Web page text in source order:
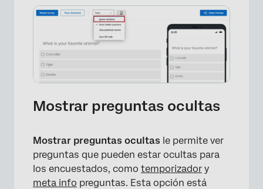
Mostrar preguntas ocultas
Mostrar preguntas ocultas le permite ver
preguntas que pueden estar ocultas para
los encuestados, como temporizador y
meta info preguntas. Esta opción está